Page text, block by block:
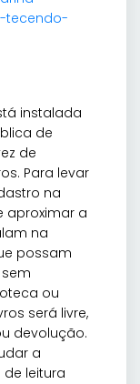
tecendo-
instalada
de
de
Para levar
na
aproximar a
na
possam
ou
será livre,
devolução.
a
leitura